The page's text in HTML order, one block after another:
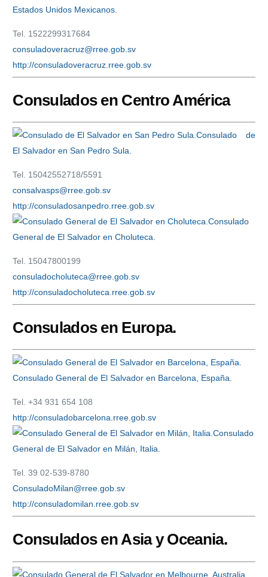
Estados Unidos Mexicanos.
Tel. 1522299317684
consuladoveracruz@rree.gob.sv
http://consuladoveracruz.rree.gob.sv
Consulados en Centro América
Consulado de
El Salvador en San Pedro Sula.
Tel. 15042552718/5591
consalvasps@rree.gob.sv
http://consuladosanpedro.rree.gob.sv
Consulado
General de El Salvador en Choluteca.
Tel. 15047800199
consuladocholuteca@rree.gob.sv
http://consuladocholuteca.rree.gob.sv
Consulados en Europa.
Consulado General de El Salvador en Barcelona, España.
Tel. +34 931 654 108
http://consuladobarcelona.rree.gob.sv
Consulado
General de El Salvador en Milán, Italia.
Tel. 39 02-539-8780
ConsuladoMilan@rree.gob.sv
http://consuladomilan.rree.gob.sv
Consulados en Asia y Oceania.